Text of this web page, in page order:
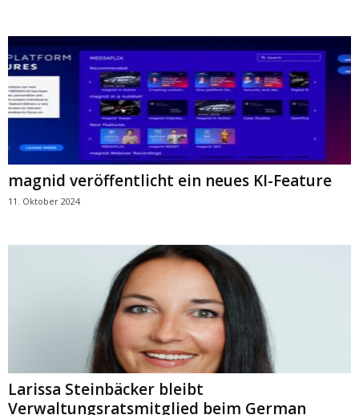
magnid veröffentlicht ein neues KI-Feature
11. Oktober 2024
Larissa Steinbäcker bleibt
Verwaltungsratsmitglied beim German